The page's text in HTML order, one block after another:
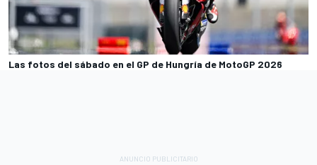
Las fotos del sábado en el GP de Hungría de MotoGP 2026